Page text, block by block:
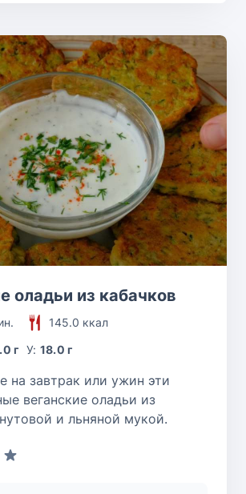
оладьи из кабачков
145.0 ккал
г У: 18.0 г
на завтрак или ужин эти
веганские оладьи из
и льняной мукой.